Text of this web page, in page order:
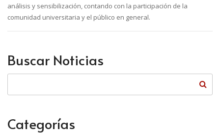
análisis y sensibilización, contando con la participación de la
comunidad universitaria y el público en general.
Buscar Noticias
Categorías